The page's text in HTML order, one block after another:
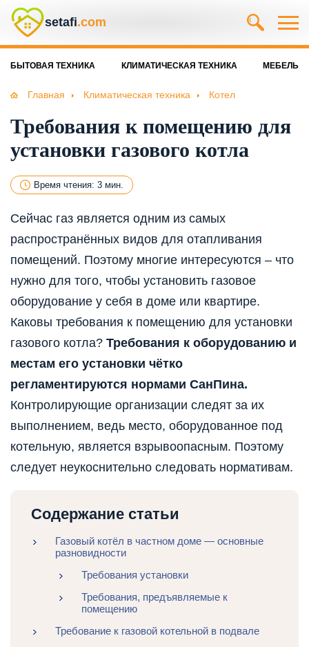
setafi.com
БЫТОВАЯ ТЕХНИКА КЛИМАТИЧЕСКАЯ ТЕХНИКА МЕБЕЛЬ
Главная Климатическая техника Котел
Требования к помещению для
установки газового котла
Время чтения: 3 мин.
Сейчас газ является одним из самых
распространённых видов для отапливания
помещений. Поэтому многие интересуются – что
нужно для того, чтобы установить газовое
оборудование у себя в доме или квартире.
Каковы требования к помещению для установки
газового котла? Требования к оборудованию и
местам его установки чётко
регламентируются нормами СанПина.
Контролирующие организации следят за их
выполнением, ведь место, оборудованное под
котельную, является взрывоопасным. Поэтому
следует неукоснительно следовать нормативам.
Содержание статьи
Газовый котёл в частном доме — основные
разновидности
Требования установки
Требования, предъявляемые к
помещению
Требование к газовой котельной в подвале